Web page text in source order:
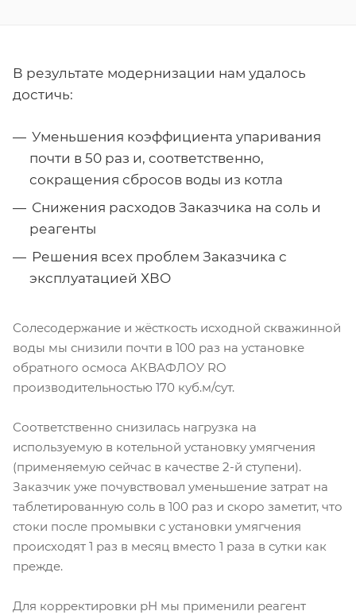
В результате модернизации нам удалось
достичь:
Уменьшения коэффициента упаривания
почти в 50 раз и, соответственно,
сокращения сбросов воды из котла
Снижения расходов Заказчика на соль и
реагенты
Решения всех проблем Заказчика с
эксплуатацией ХВО
Солесодержание и жёсткость исходной скважинной
воды мы снизили почти в 100 раз на установке
обратного осмоса АКВАФЛОУ RO
производительностью 170 куб.м/сут.
Соответственно снизилась нагрузка на
используемую в котельной установку умягчения
(применяемую сейчас в качестве 2-й ступени).
Заказчик уже почувствовал уменьшение затрат на
таблетированную соль в 100 раз и скоро заметит, что
стоки после промывки с установки умягчения
происходят 1 раз в месяц вместо 1 раза в сутки как
прежде.
Для корректировки рН мы применили реагент